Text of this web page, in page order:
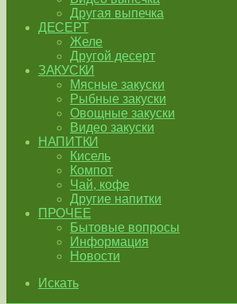
Другая выпечка
ДЕСЕРТ
Желе
Другой десерт
ЗАКУСКИ
Мясные закуски
Рыбные закуски
Овощные закуски
Видео закуски
НАПИТКИ
Кисель
Компот
Чай, кофе
Другие напитки
ПРОЧЕЕ
Бытовые вопросы
Информация
Новости
Искать